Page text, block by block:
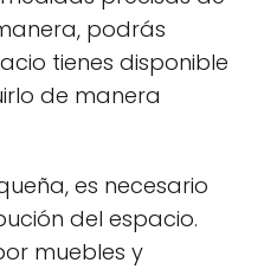
podrás
tienes disponible
de manera
es necesario
del espacio.
muebles y